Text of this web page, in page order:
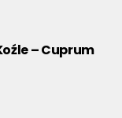
– Cuprum